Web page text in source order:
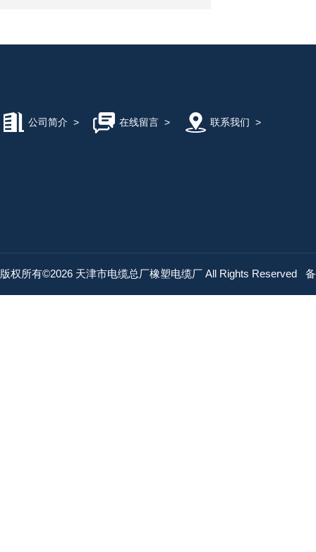
公司简介 > 在线留言> 联系我们 >
版权所有©2026 天津市电缆总厂橡塑电缆厂 All Rights Reserved